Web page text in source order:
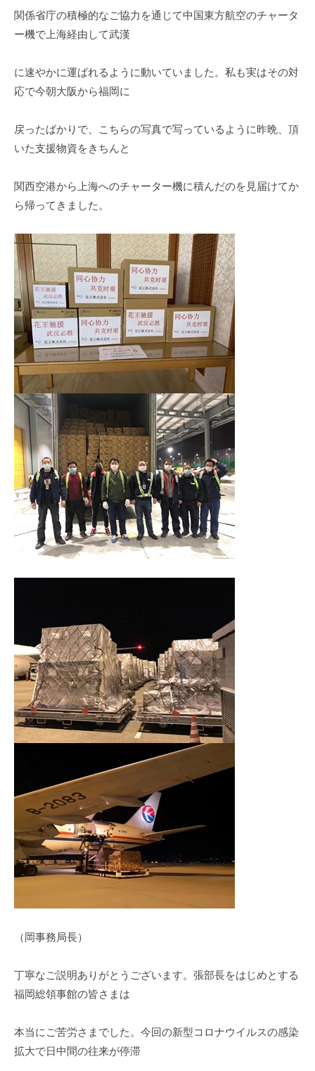
関係省庁の積極的なご協力を通じて中国東方航空のチャータ
ー機で上海経由して武漢
に速やかに運ばれるように動いていました。私も実はその対
応で今朝大阪から福岡に
戻ったばかりで、こちらの写真で写っているように昨晩、頂
いた支援物資をきちんと
関西空港から上海へのチャーター機に積んだのを見届けてか
ら帰ってきました。
（岡事務局長）
丁寧なご説明ありがとうございます。張部長をはじめとする
福岡総領事館の皆さまは
本当にご苦労さまでした。今回の新型コロナウイルスの感染
拡大で日中間の往来が停滞